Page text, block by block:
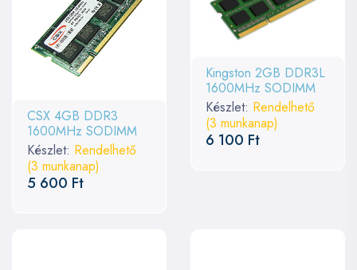
CSX 4GB DDR3
1600MHz SODIMM
Készlet: Rendelhető
(3 munkanap)
5 600 Ft
Kingston 2GB DDR3L
1600MHz SODIMM
Készlet: Rendelhető
(3 munkanap)
6 100 Ft